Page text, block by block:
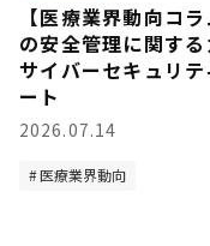
【医療業界動向コ
の安全管理に関する
サイバーセキュリ
ート
2026.07.14
医療業界動向